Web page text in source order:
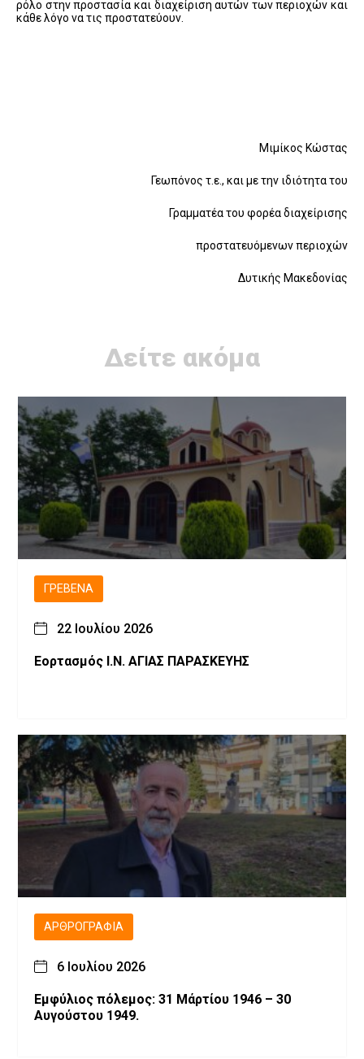
ρόλο στην προστασία και διαχείριση αυτών των περιοχών και
κάθε λόγο να τις προστατεύουν.
Μιμίκος Κώστας
Γεωπόνος τ.ε., και με την ιδιότητα του
Γραμματέα του φορέα διαχείρισης
προστατευόμενων περιοχών
Δυτικής Μακεδονίας
Δείτε ακόμα
ΓΡΕΒΕΝΆ
22 Ιουλίου 2026
Εορτασμός Ι.Ν. ΑΓΙΑΣ ΠΑΡΑΣΚΕΥΗΣ
ΑΡΘΡΟΓΡΑΦΊΑ
6 Ιουλίου 2026
Εμφύλιος πόλεμος: 31 Μάρτίου 1946 – 30
Αυγούστου 1949.